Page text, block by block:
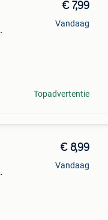
€ 7,99
Vandaag
Topadvertentie
€ 8,99
Vandaag